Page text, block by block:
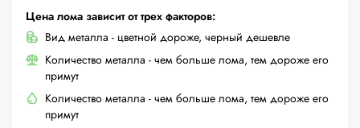
Цена лома зависит от трех факторов:
Вид металла - цветной дороже, черный дешевле
Количество металла - чем больше лома, тем дороже его
примут
Количество металла - чем больше лома, тем дороже его
примут